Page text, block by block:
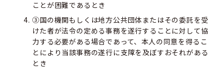
ことが困難であるとき
③国の機関もしくは地方公共団体またはその委託を受
けた者が法令の定める事務を遂行することに対して協
力する必要がある場合であって、本人の同意を得るこ
とにより当該事務の遂行に支障を及ぼすおそれがある
とき